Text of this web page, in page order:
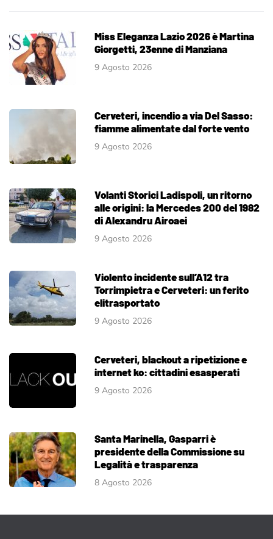
Miss Eleganza Lazio 2026 è Martina
Giorgetti, 23enne di Manziana
9 Agosto 2026
Cerveteri, incendio a via Del Sasso:
fiamme alimentate dal forte vento
9 Agosto 2026
Volanti Storici Ladispoli, un ritorno
alle origini: la Mercedes 200 del 1982
di Alexandru Airoaei
9 Agosto 2026
Violento incidente sull’A12 tra
Torrimpietra e Cerveteri: un ferito
elitrasportato
9 Agosto 2026
Cerveteri, blackout a ripetizione e
internet ko: cittadini esasperati
9 Agosto 2026
Santa Marinella, Gasparri è
presidente della Commissione su
Legalità e trasparenza
8 Agosto 2026